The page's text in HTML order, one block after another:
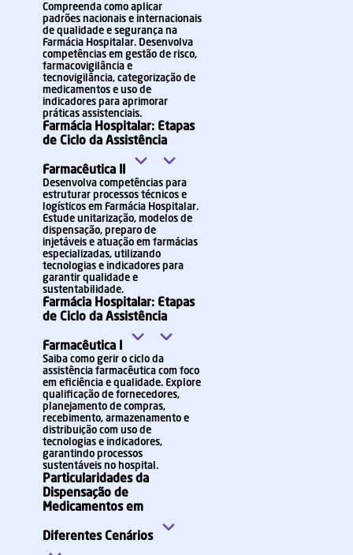
Compreenda como aplicar
padrões nacionais e internacionais
de qualidade e segurança na
Farmácia Hospitalar. Desenvolva
competências em gestão de risco,
farmacovigilância e
tecnovigilância, categorização de
medicamentos e uso de
indicadores para aprimorar
práticas assistenciais.
Farmácia Hospitalar: Etapas
de Ciclo da Assistência
Farmacêutica II
Desenvolva competências para
estruturar processos técnicos e
logísticos em Farmácia Hospitalar.
Estude unitarização, modelos de
dispensação, preparo de
injetáveis e atuação em farmácias
especializadas, utilizando
tecnologias e indicadores para
garantir qualidade e
sustentabilidade.
Farmácia Hospitalar: Etapas
de Ciclo da Assistência
Farmacêutica I
Saiba como gerir o ciclo da
assistência farmacêutica com foco
em eficiência e qualidade. Explore
qualificação de fornecedores,
planejamento de compras,
recebimento, armazenamento e
distribuição com uso de
tecnologias e indicadores,
garantindo processos
sustentáveis no hospital.
Particularidades da
Dispensação de
Medicamentos em
Diferentes Cenários